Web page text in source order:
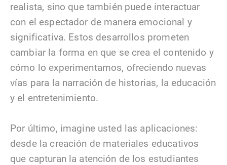
realista, sino que también puede interactuar
con el espectador de manera emocional y
significativa. Estos desarrollos prometen
cambiar la forma en que se crea el contenido y
cómo lo experimentamos, ofreciendo nuevas
vías para la narración de historias, la educación
y el entretenimiento.
Por último, imagine usted las aplicaciones:
desde la creación de materiales educativos
que capturan la atención de los estudiantes